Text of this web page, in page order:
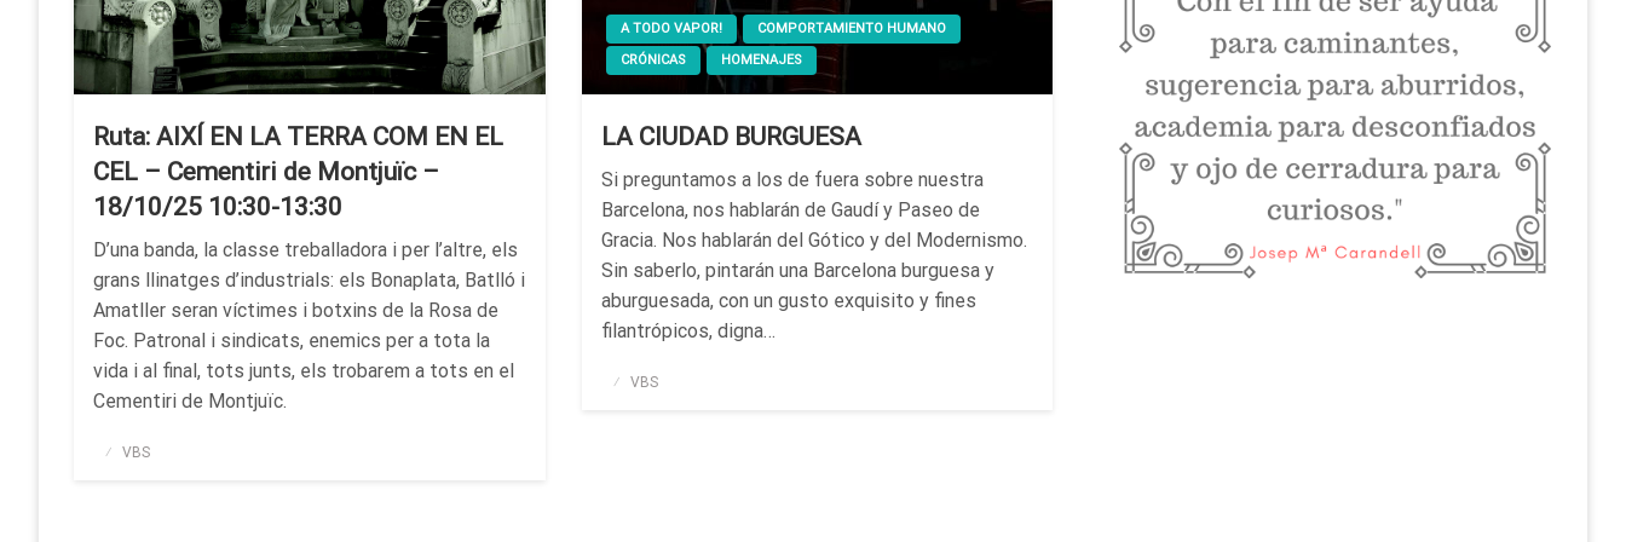
Ruta: AIXÍ EN LA TERRA COM EN EL
CEL – Cementiri de Montjuïc –
18/10/25 10:30-13:30
D’una banda, la classe treballadora i per l’altre, els
grans llinatges d’industrials: els Bonaplata, Batlló i
Amatller seran víctimes i botxins de la Rosa de
Foc. Patronal i sindicats, enemics per a tota la
vida i al final, tots junts, els trobarem a tots en el
Cementiri de Montjuïc.
Publicado
VBS
A TODO VAPOR!
COMPORTAMIENTO HUMANO
CRÓNICAS
HOMENAJES
LA CIUDAD BURGUESA
Si preguntamos a los de fuera sobre nuestra
Barcelona, nos hablarán de Gaudí y Paseo de
Gracia. Nos hablarán del Gótico y del Modernismo.
Sin saberlo, pintarán una Barcelona burguesa y
aburguesada, con un gusto exquisito y fines
filantrópicos, digna…
Publicado
VBS